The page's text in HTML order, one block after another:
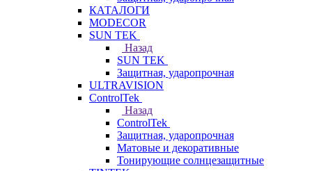
КАТАЛОГИ
MODECOR
SUN TEK
Назад
SUN TEK
Защитная, ударопрочная
ULTRAVISION
ControlTek
Назад
ControlTek
Защитная, ударопрочная
Матовые и декоративные
Тонирующие солнцезащитные